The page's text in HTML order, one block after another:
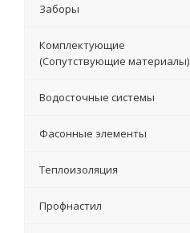
Заборы
Комплектующие
(Сопутствующие материалы)
Водосточные системы
Фасонные элементы
Теплоизоляция
Профнастил